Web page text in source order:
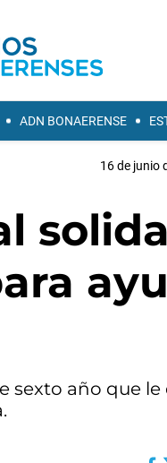
ADN BONAERENSE
16 de junio
sexto año que le